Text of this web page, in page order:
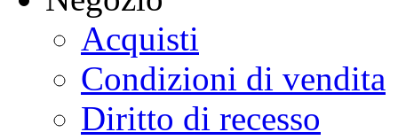
Acquisti
Condizioni di vendita
Diritto di recesso